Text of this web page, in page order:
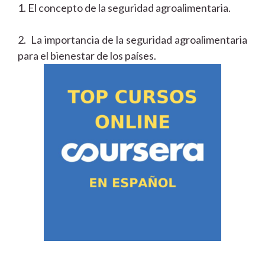
1. El concepto de la seguridad agroalimentaria.
2. La importancia de la seguridad agroalimentaria
para el bienestar de los países.